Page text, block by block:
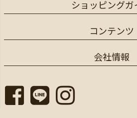
ショッピングガ
コンテンツ
会社情報